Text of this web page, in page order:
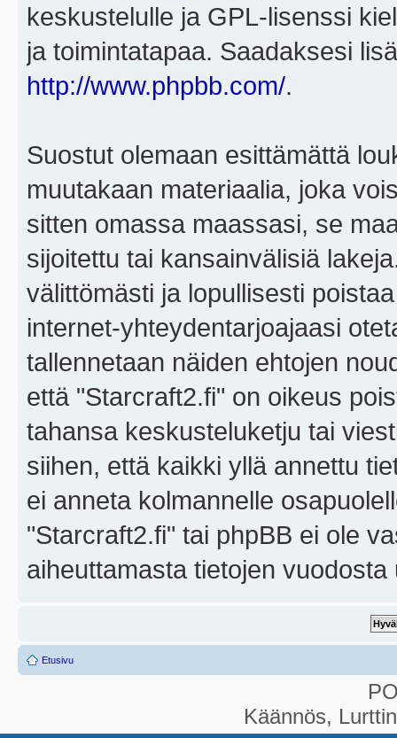
keskustelulle ja GPL-lisenssi
ja toimintatapaa. Saadaksesi
http://www.phpbb.com/.
Suostut olemaan esittämättä
muutakaan materiaalia, joka
sitten omassa maassasi, se
sijoitettu tai kansainvälisiä
välittömästi ja lopullisesti
internet-yhteydentarjoajaasi
tallennetaan näiden ehtojen
että "Starcraft2.fi" on oikeus
tahansa keskusteluketju tai
siihen, että kaikki yllä annettu
ei anneta kolmannelle
"Starcraft2.fi" tai phpBB ei ole
aiheuttamasta tietojen
Etusivu
Käännös,